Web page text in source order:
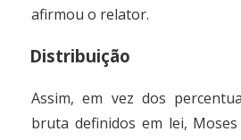
afirmou o relator.
Distribuição
Assim, em vez dos
bruta definidos em lei,